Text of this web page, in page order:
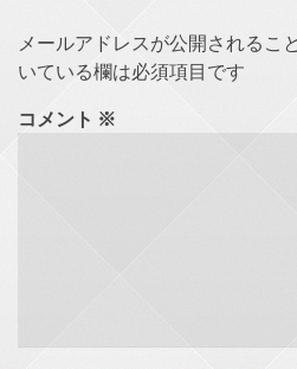
メールアドレスが公開されるこ
いている欄は必須項目です
コメント ※